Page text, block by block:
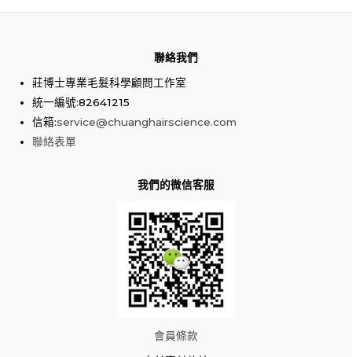
聯絡我們
莊博士專業毛髮科學顧問工作室
統一編號:82641215
信箱:service@chuanghairscience.com
聯絡表單
我們的微信客服
會員條款